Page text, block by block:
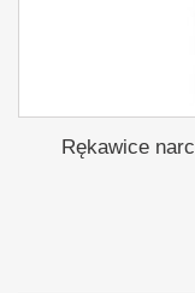
Rękawice